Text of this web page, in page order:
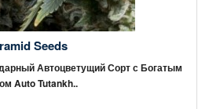
Seeds
Автоцветущий Сорт с Богатым
Auto Tutankh..